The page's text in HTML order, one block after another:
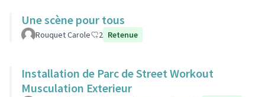
Une scène pour tous
Rouquet Carole 2 Retenue
Installation de Parc de Street Workout
Musculation Exterieur